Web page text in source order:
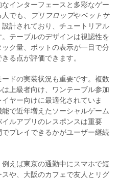
インターフェースと多彩なゲー
でも、
プリフロップやベットサ
計されており、チュートリアル
テーブルのデザインは視認性を
ク量、ポットの表示が一目で分
る点が評価できます。
ドの実装状況も重要です。複数
上級者向け、ワンテーブル参加
ヤー向けに最適化されていま
で近年増えたソーシャルゲーム
ルアプリのレスポンスは重要
プレイできるかがユーザー継続
えば東京の通勤中にスマホで短
や、大阪のカフェで友人とリグ